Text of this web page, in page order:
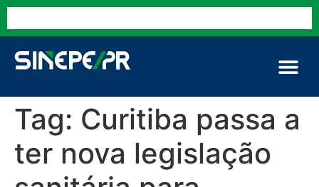
Tag: Curitiba passa a
ter nova legislação